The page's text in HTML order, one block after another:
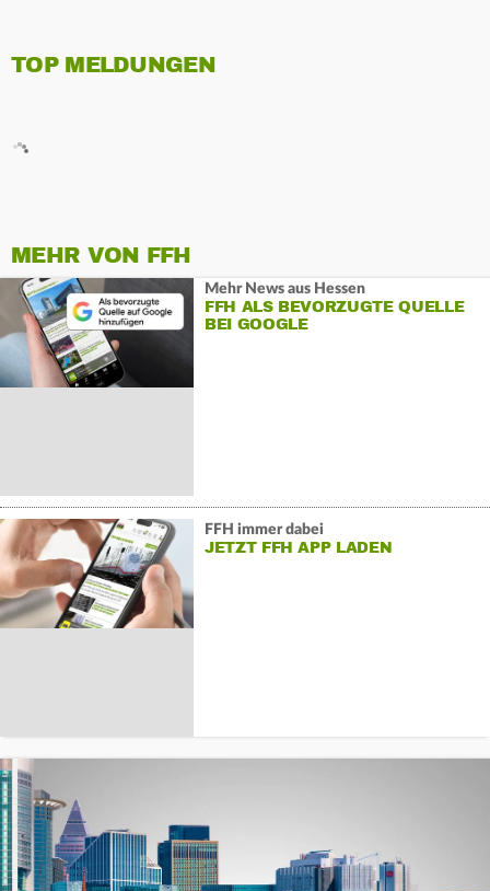
TOP MELDUNGEN
MEHR VON FFH
Mehr News aus Hessen
FFH ALS BEVORZUGTE QUELLE
BEI GOOGLE
FFH immer dabei
JETZT FFH APP LADEN